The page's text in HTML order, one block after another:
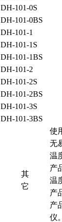
DH-101-0S
DH-101-0BS
DH-101-1
DH-101-1S
DH-101-1BS
DH-101-2
DH-101-2S
DH-101-2BS
DH-101-3S
DH-101-3BS
其
它
使
无
温
产
温
产
产
仪。